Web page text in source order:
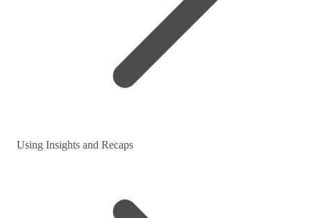
Using Insights and Recaps